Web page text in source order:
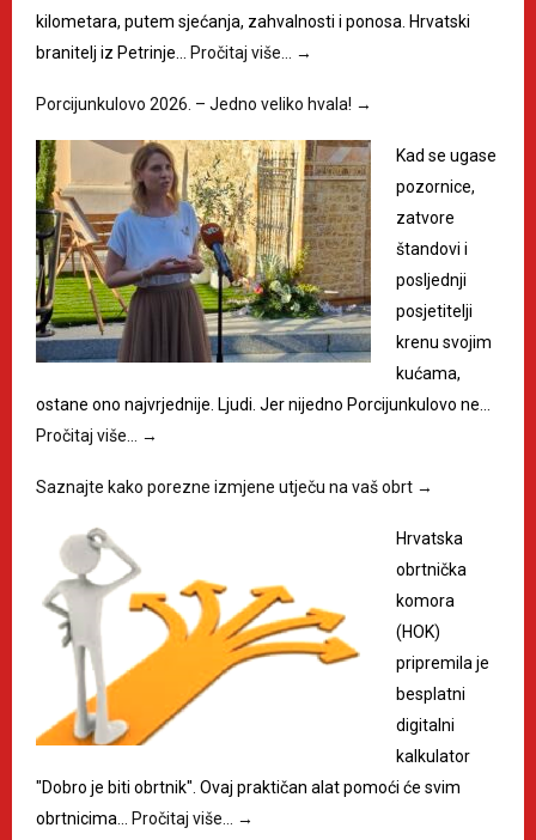
kilometara, putem sjećanja, zahvalnosti i ponosa. Hrvatski
branitelj iz Petrinje… Pročitaj više… →
Porcijunkulovo 2026. – Jedno veliko hvala! →
Kad se ugase
pozornice,
zatvore
štandovi i
posljednji
posjetitelji
krenu svojim
kućama,
ostane ono najvrjednije. Ljudi. Jer nijedno Porcijunkulovo ne…
Pročitaj više…
→
Saznajte kako porezne izmjene utječu na vaš obrt →
Hrvatska
obrtnička
komora
(HOK)
pripremila je
besplatni
digitalni
kalkulator
"Dobro je biti obrtnik". Ovaj praktičan alat pomoći će svim
obrtnicima… Pročitaj više… →